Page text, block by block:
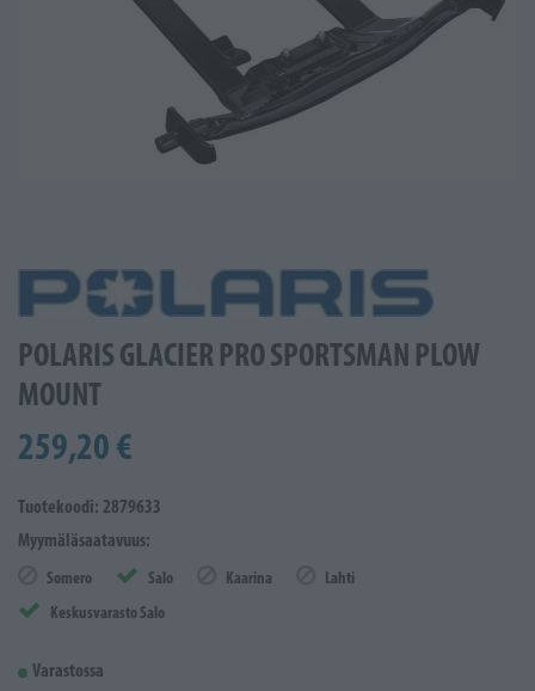
POLARIS GLACIER PRO SPORTSMAN PLOW
MOUNT
259,20 €
Tuotekoodi: 2879633
Myymäläsaatavuus:
Somero Salo Kaarina
Lahti
Keskusvarasto Salo
Varastossa